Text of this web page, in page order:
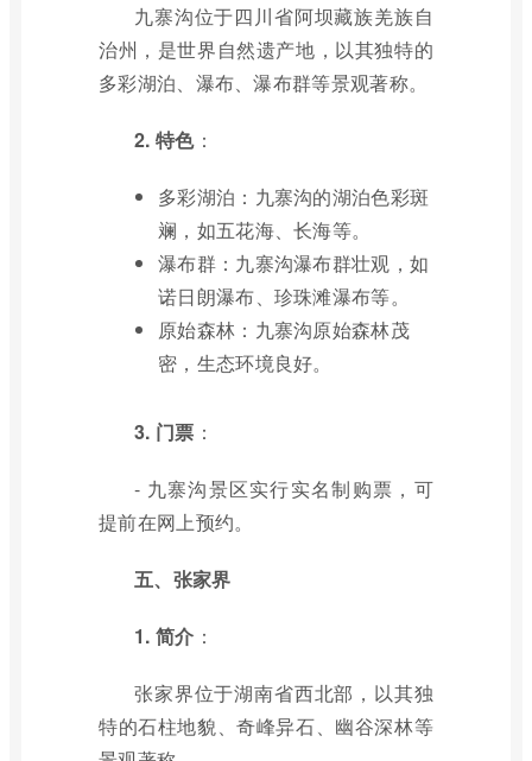
九寨沟位于四川省阿坝藏族羌族自
治州，是世界自然遗产地，以其独特的
多彩湖泊、瀑布、瀑布群等景观著称。
2. 特色：
多彩湖泊：九寨沟的湖泊色彩斑
斓，如五花海、长海等。
瀑布群：九寨沟瀑布群壮观，如
诺日朗瀑布、珍珠滩瀑布等。
原始森林：九寨沟原始森林茂
密，生态环境良好。
3. 门票 ：
- 九寨沟景区实行实名制购票，可
提前在网上预约。
五、张家界
1. 简介 ：
张家界位于湖南省西北部，以其独
特的石柱地貌、奇峰异石、幽谷深林等